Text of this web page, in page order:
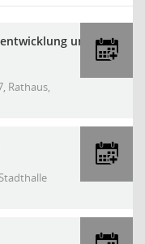
und
Rathaus,